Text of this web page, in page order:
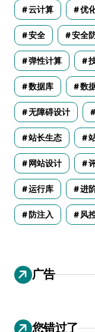
云计算 优
安全 安全
弹性计算
数据库 数
无障碍设计
站长生态
网站设计
运行库 进
防注入 风
广告
您错过了